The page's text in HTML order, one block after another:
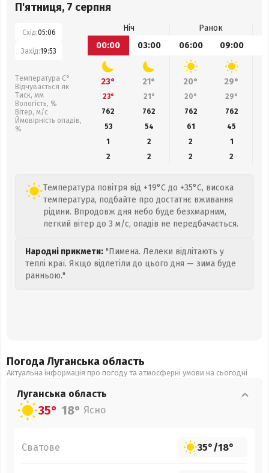
П'ятниця, 7 серпня
Схід:05:06
Захід:19:53
Температура С°
Відчувається як
Тиск, мм
Вологість, %
Вітер, м/с
Ймовірність опадів,
%
Ніч
Ранок
00:00
03:00 06:00 09:00
23° 21° 20° 29°
23° 21° 20° 29°
762
762 762 762
53
54 61
45
1
2 2
1
2
2 2 2
Температура повітря від +19°C до +35°C, висока
температура, подбайте про достатнє вживання
рідини. Впродовж дня небо буде безхмарним,
легкий вітер до 3 м/с, опадів не передбачається.
Народні прикмети: "Пимена. Лелеки відлітають у
теплі краї. Якщо відлетіли до цього дня — зима буде
ранньою."
Погода Луганська область
Актуальна інформація про погоду та атмосферні умови на сьогодні
Луганська область
35° 18° Ясно
Сватове 35°/18°